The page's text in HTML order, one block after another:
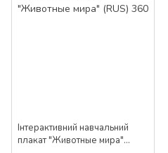
Інтерактивний навчальний
плакат "Животные мира"